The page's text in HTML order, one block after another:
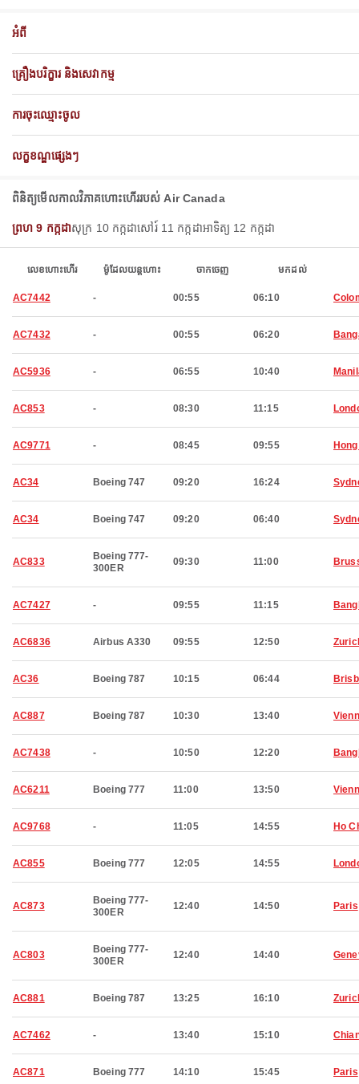
អំពី
គ្រឿងបរិក្ខារ និងសេវាកម្ម
ការចុះឈ្មោះចូល
លក្ខខណ្ឌផ្សេងៗ
ពិនិត្យ​មើល​កាលវិភាគ​ហោះហើរ​របស់ Air Canada
ព្រហ 9 កក្កដាសុក្រ 10 កក្កដាសៅរ៍ 11 កក្កដាអាទិត្យ 12 កក្កដា
លេខហោះហើរ ម៉ូដែលយន្តហោះ ចាកចេញ មកដល់
AC7442 - 00:55 06:10
AC7432 - 00:55 06:20
AC5936 - 06:55 10:40
AC853 - 08:30 11:15
AC9771 - 08:45 09:55
AC34 Boeing 747 09:20 16:24
AC34 Boeing 747 09:20 06:40
AC833
Boeing 777-
300ER
09:30 11:00
AC7427 - 09:55 11:15
AC6836 Airbus A330 09:55 12:50
AC36 Boeing 787 10:15 06:44
AC887 Boeing 787 10:30 13:40
AC7438 - 10:50 12:20
AC6211 Boeing 777 11:00 13:50
AC9768 - 11:05 14:55 Ho
AC855 Boeing 777 12:05 14:55
AC873
Boeing 777-
300ER
12:40 14:50 Paris
AC803
Boeing 777-
300ER
12:40 14:40
AC881 Boeing 787 13:25 16:10
AC7462 - 13:40 15:10
AC871 Boeing 777 14:10 15:45 Paris